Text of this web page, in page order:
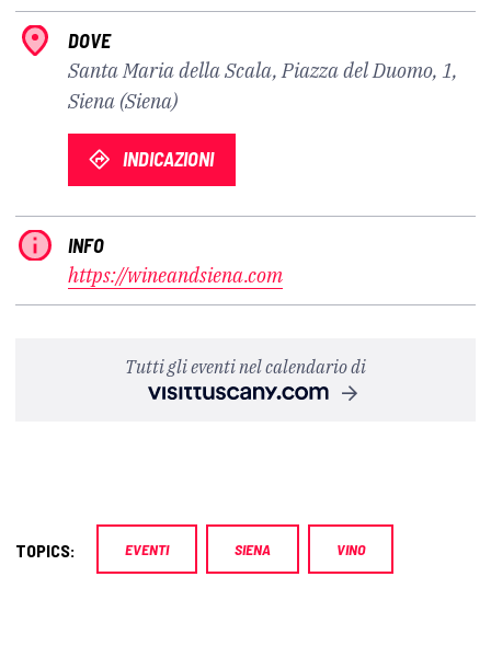
DOVE
Santa Maria della Scala, Piazza del Duomo, 1,
Siena (Siena)
INDICAZIONI
INFO
https://wineandsiena.com
Tutti gli eventi nel calendario di
TOPICS: EVENTI SIENA VINO